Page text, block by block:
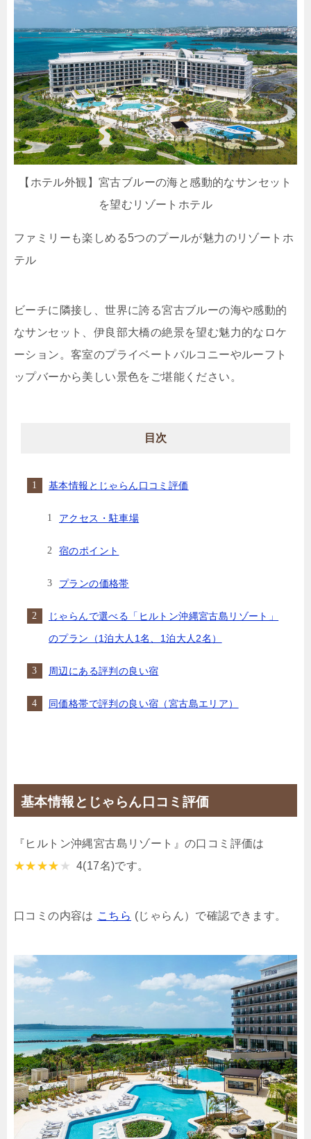
【ホテル外観】宮古ブルーの海と感動的なサンセット
を望むリゾートホテル
ファミリーも楽しめる5つのプールが魅力のリゾートホ
テル
ビーチに隣接し、世界に誇る宮古ブルーの海や感動的
なサンセット、伊良部大橋の絶景を望む魅力的なロケ
ーション。客室のプライベートバルコニーやルーフト
ップバーから美しい景色をご堪能ください。
目次
基本情報とじゃらん口コミ評価
アクセス・駐車場
宿のポイント
プランの価格帯
じゃらんで選べる「ヒルトン沖縄宮古島リゾート」
のプラン（1泊大人1名、1泊大人2名）
周辺にある評判の良い宿
同価格帯で評判の良い宿（宮古島エリア）
基本情報とじゃらん口コミ評価
『ヒルトン沖縄宮古島リゾート』の口コミ評価は
4(17名)です。
口コミの内容は こちら (じゃらん）で確認できます。